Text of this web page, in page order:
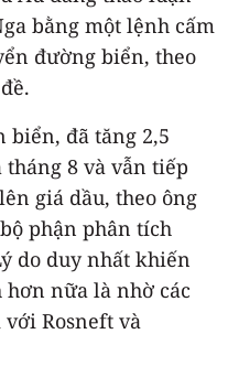
bằng một lệnh cấm
đường biển, theo
biển, đã tăng 2,5
8 và vẫn tiếp
giá dầu, theo ông
phận phân tích
do duy nhất khiến
nữa là nhờ các
Rosneft và